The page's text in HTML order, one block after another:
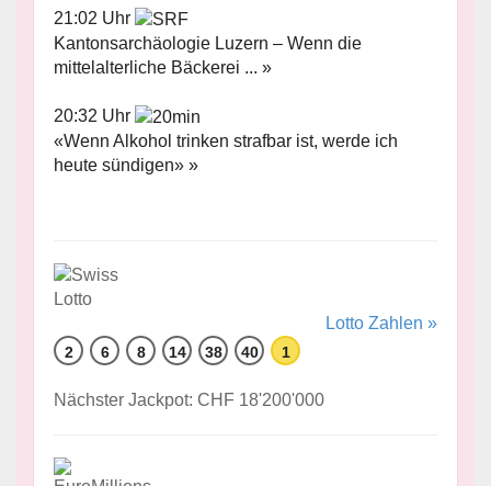
21:02 Uhr
Kantonsarchäologie Luzern – Wenn die
mittelalterliche Bäckerei ... »
20:32 Uhr
«Wenn Alkohol trinken strafbar ist, werde ich
heute sündigen» »
Lotto Zahlen »
2 6 8 14 38 40 1
Nächster Jackpot: CHF 18'200'000